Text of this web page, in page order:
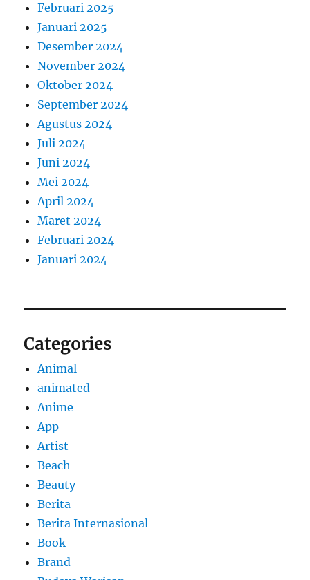
Februari 2025
Januari 2025
Desember 2024
November 2024
Oktober 2024
September 2024
Agustus 2024
Juli 2024
Juni 2024
Mei 2024
April 2024
Maret 2024
Februari 2024
Januari 2024
Categories
Animal
animated
Anime
App
Artist
Beach
Beauty
Berita
Berita Internasional
Book
Brand